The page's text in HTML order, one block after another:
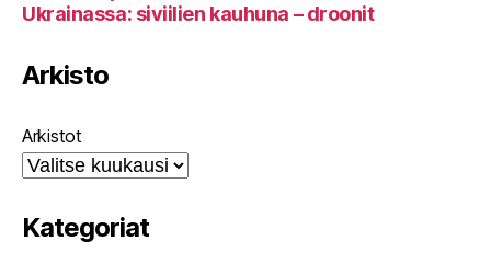
Ukrainassa: siviilien kauhuna – droonit
Arkisto
Arkistot
Kategoriat